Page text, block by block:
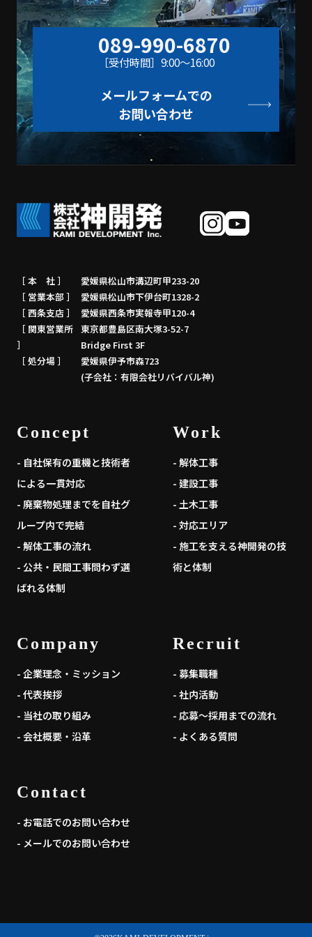
089-990-6870
［受付時間］9:00〜16:00
メールフォームでの
お問い合わせ
［ 本 社 ］
愛媛県松山市溝辺町甲233-20
［ 営業本部 ］
愛媛県松山市下伊台町1328-2
［ 西条支店 ］
愛媛県西条市実報寺甲120-4
［ 関東営業所
］
東京都豊島区南大塚3-52-7
Bridge First 3F
［ 処分場 ］
愛媛県伊予市森723
(子会社：有限会社リバイバル神)
Concept
- 自社保有の重機と技術者
による一貫対応
- 廃棄物処理までを自社グ
ループ内で完結
- 解体工事の流れ
- 公共・民間工事問わず選
ばれる体制
Work
- 解体工事
- 建設工事
- 土木工事
- 対応エリア
- 施工を支える神開発の技
術と体制
Company
- 企業理念・ミッション
- 代表挨拶
- 当社の取り組み
- 会社概要・沿革
Recruit
- 募集職種
- 社内活動
- 応募～採用までの流れ
- よくある質問
Contact
- お電話でのお問い合わせ
- メールでのお問い合わせ